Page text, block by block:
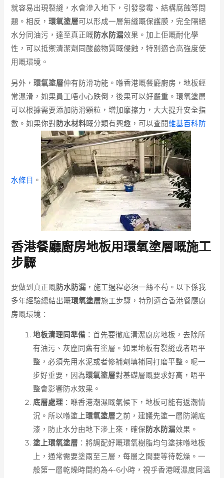
就容易出現裂縫，水會滲入地下，引發發霉、結構腐蝕等問
題。相反，環氧塗層可以形成一層無縫嘅保護膜，完全隔絕
水分同油污，達至真正嘅防水防漏效果。加上佢嘅耐化學
性，可以抵禦清潔劑同酸鹼物質嘅侵蝕，特別適合高強度使
用嘅環境。
另外，環氧塗層仲有防滑功能。喺香港嘅餐廳廚房，地板經
常濕滑，如果員工唔小心跌倒，後果可以好嚴重。環氧塗層
可以根據需要添加防滑顆粒，增加摩擦力，大大提升安全指
數。如果你對防水材料嘅分類有興趣，可以查閱維基百科防
水條目 。
香港餐廳廚房地板用環氧塗層嘅施工
步驟
要做到真正嘅防水防漏 ，施工過程必須一絲不苟。以下係我
多年經驗總結出嘅環氧塗層施工步驟，特別適合香港餐廳廚
房嘅環境：
地板清理同準備 ：首先要徹底清潔廚房地板，去除所
有油污、灰塵同舊有塗層。如果地板有裂縫或者唔平
整，必須先用水泥或者修補劑填補同打磨平整。呢一
步好重要，因為環氧塗層對基礎層嘅要求好高，唔平
整會影響防水效果。
底層處理 ：喺香港潮濕嘅氣候下，地板可能有返潮情
況。所以喺塗上環氧塗層之前，建議先塗一層防潮底
漆，防止水分由地下滲上來，確保防水防漏效果。
塗上環氧塗層 ：將調配好嘅環氧樹脂均勻塗抹喺地板
上，通常需要塗兩至三層，每層之間要等待乾燥。一
般第一層乾燥時間約為4-6小時，視乎香港嘅濕度同溫